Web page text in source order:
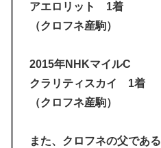
アエロリット 1着
（クロフネ産駒）
2015年NHKマイルC
クラリティスカイ 1着
（クロフネ産駒）
また、クロフネの父である